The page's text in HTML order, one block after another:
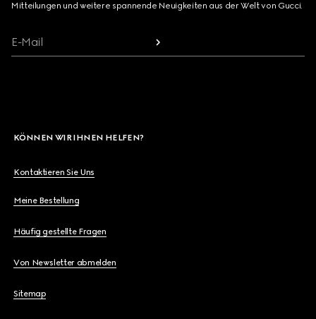
Mitteilungen und weitere spannende Neuigkeiten aus der Welt von Gucci.
E-Mail
KÖNNEN WIR IHNEN HELFEN?
Kontaktieren Sie Uns
Meine Bestellung
Häufig gestellte Fragen
Von Newsletter abmelden
Sitemap